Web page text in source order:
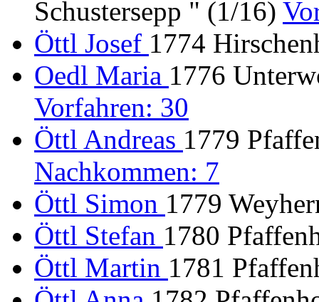
Schustersepp " (1/16)
Öttl Josef 1774
Oedl Maria 1776
Vorfahren: 30
Öttl Andreas 1779
Nachkommen: 7
Öttl Simon 1779
Öttl Stefan 1780
Öttl Martin 1781